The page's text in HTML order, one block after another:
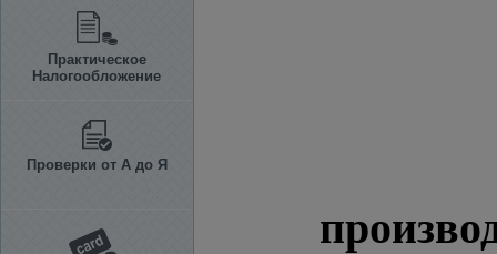
Практическое
Налогообложение
Проверки от А до Я